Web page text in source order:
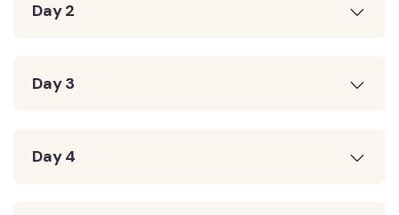
Day 2
Day 3
Day 4